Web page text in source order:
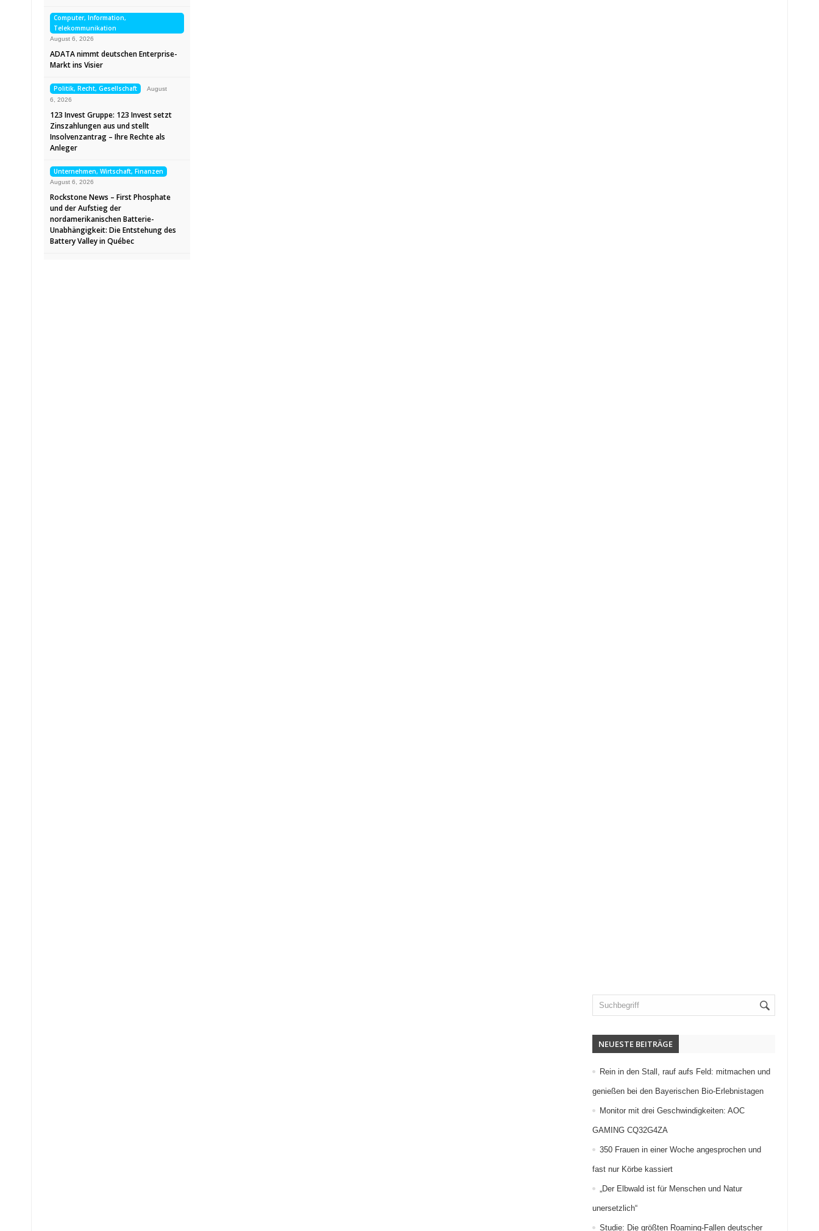
Computer, Information,
Telekommunikation
August 6, 2026
ADATA nimmt deutschen Enterprise-
Markt ins Visier
Politik, Recht, Gesellschaft
August
6, 2026
123 Invest Gruppe: 123 Invest setzt
Zinszahlungen aus und stellt
Insolvenzantrag – Ihre Rechte als
Anleger
Unternehmen, Wirtschaft, Finanzen
August 6, 2026
Rockstone News – First Phosphate
und der Aufstieg der
nordamerikanischen Batterie-
Unabhängigkeit: Die Entstehung des
Battery Valley in Québec
NEUESTE BEITRÄGE
Rein in den Stall, rauf aufs Feld: mitmachen und
genießen bei den Bayerischen Bio-Erlebnistagen
Monitor mit drei Geschwindigkeiten: AOC
GAMING CQ32G4ZA
350 Frauen in einer Woche angesprochen und
fast nur Körbe kassiert
„Der Elbwald ist für Menschen und Natur
unersetzlich“
Studie: Die größten Roaming-Fallen deutscher